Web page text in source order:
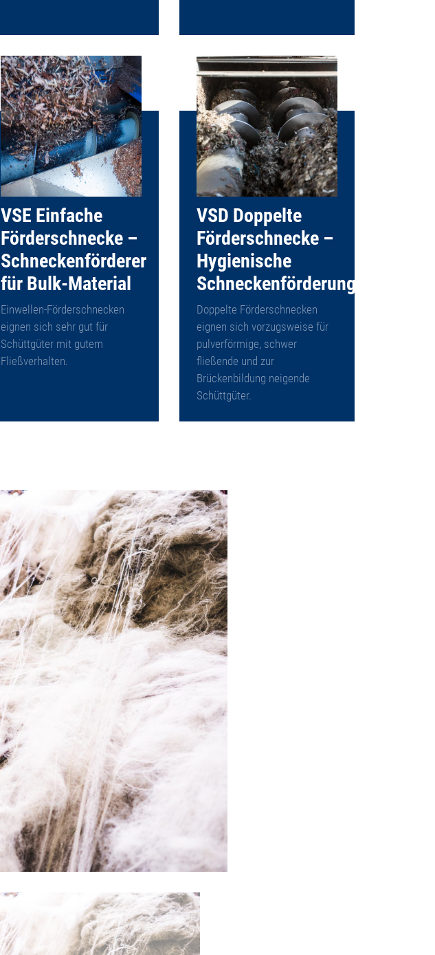
VSE Einfache
Förderschnecke –
Schneckenförderer
für Bulk-Material
Einwellen-Förderschnecken
eignen sich sehr gut für
Schüttgüter mit gutem
Fließverhalten.
VSD Doppelte
Förderschnecke –
Hygienische
Schneckenförderung
Doppelte Förderschnecken
eignen sich vorzugsweise für
pulverförmige, schwer
fließende und zur
Brückenbildung neigende
Schüttgüter.